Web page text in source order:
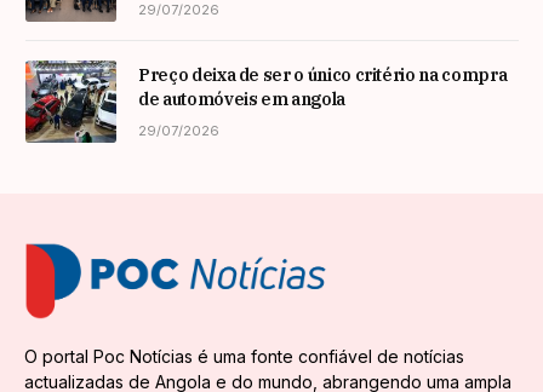
29/07/2026
Preço deixa de ser o único critério na compra
de automóveis em angola
29/07/2026
O portal Poc Notícias é uma fonte confiável de notícias
actualizadas de Angola e do mundo, abrangendo uma ampla